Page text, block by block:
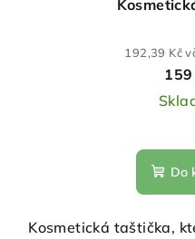
192,39 Kč
159
Do
Kosmetická taštička,